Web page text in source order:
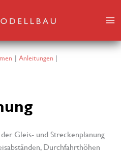
Anleitungen
Gleis- und Streckenplanung
Durchfahrthöhen